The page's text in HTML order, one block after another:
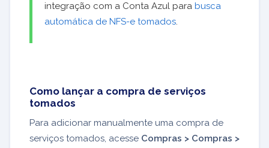
integração com a Conta Azul para busca
automática de NFS-e tomados.
Como lançar a compra de serviços
tomados
Para adicionar manualmente uma compra de
serviços tomados, acesse Compras > Compras >